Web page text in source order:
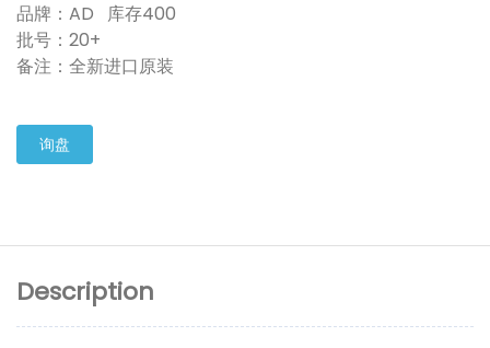
品牌：AD 库存400
批号：20+
备注：全新进口原装
询盘
Description